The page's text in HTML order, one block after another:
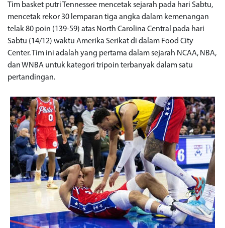
Tim basket putri Tennessee mencetak sejarah pada hari Sabtu,
mencetak rekor 30 lemparan tiga angka dalam kemenangan
telak 80 poin (139-59) atas North Carolina Central pada hari
Sabtu (14/12) waktu Amerika Serikat di dalam Food City
Center. Tim ini adalah yang pertama dalam sejarah NCAA, NBA,
dan WNBA untuk kategori tripoin terbanyak dalam satu
pertandingan.